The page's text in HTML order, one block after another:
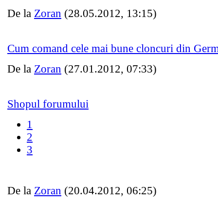
De la Zoran (28.05.2012, 13:15)
Cum comand cele mai bune cloncuri din
De la Zoran (27.01.2012, 07:33)
Shopul forumului
1
2
3
De la Zoran (20.04.2012, 06:25)